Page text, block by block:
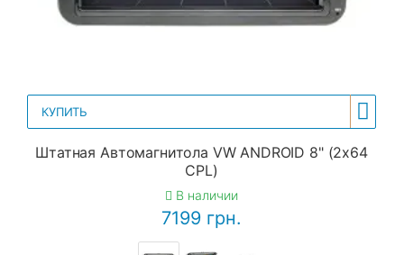
КУПИТЬ
Штатная Автомагнитола VW ANDROID 8" (2x64
CPL)
В наличии
7199 грн.